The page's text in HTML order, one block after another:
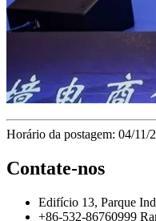
Horário da postagem: 04/11/
Contate-nos
Edifício 13, Parque
+86-532-86760999